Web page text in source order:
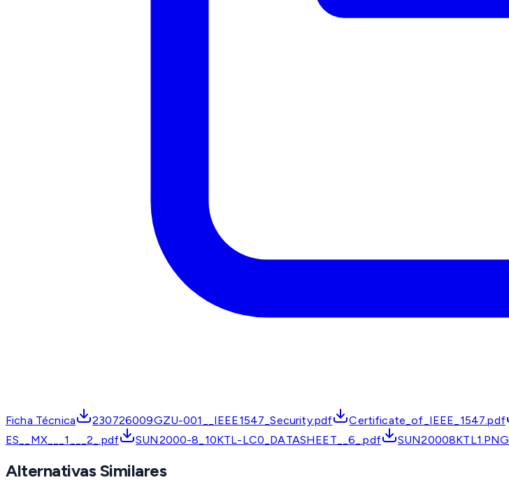
Ficha Técnica 230726009GZU-001__IEEE1547_Security.pdf Certificate_of_IEEE_1547.pdf
ES__MX___1___2_.pdf
SUN2000-8_10KTL-LC0_DATASHEET__6_.pdf SUN20008KTL1.PNG
Alternativas Similares